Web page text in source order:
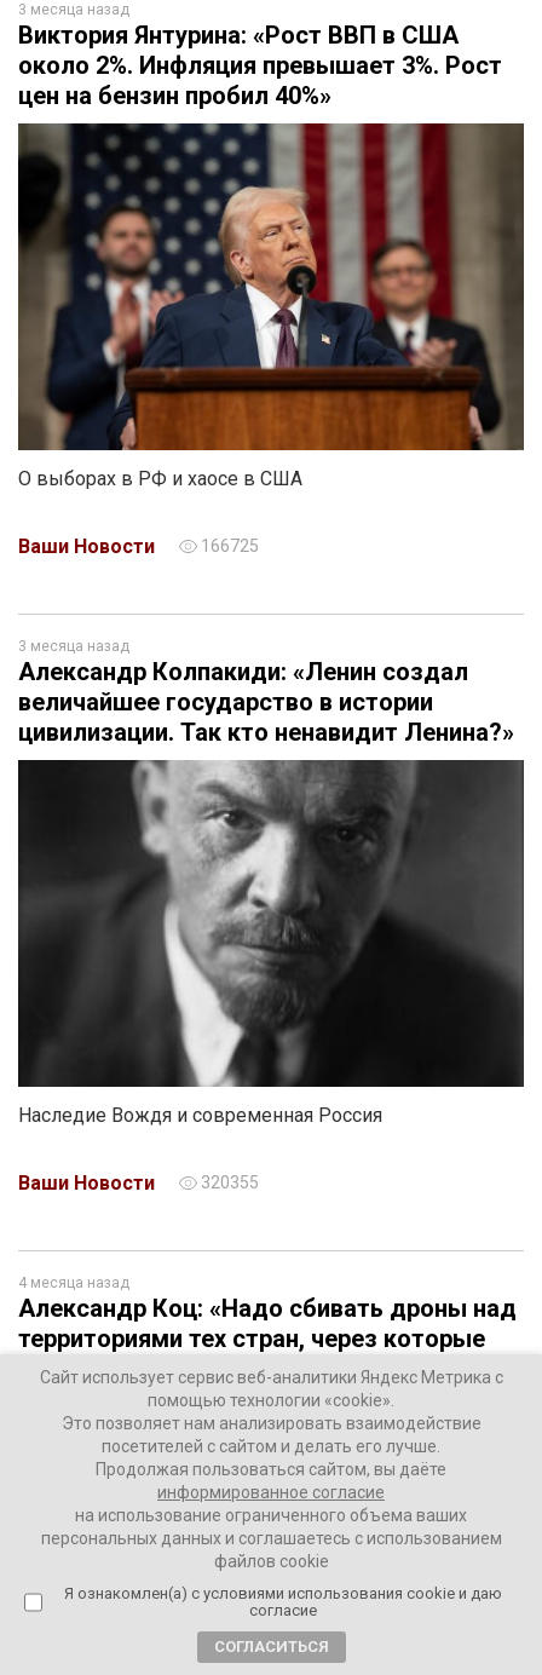
3 месяца назад
Виктория Янтурина: «Рост ВВП в США
около 2%. Инфляция превышает 3%. Рост
цен на бензин пробил 40%»
О выборах в РФ и хаосе в США
Ваши Новости 166725
3 месяца назад
Александр Колпакиди: «Ленин создал
величайшее государство в истории
цивилизации. Так кто ненавидит Ленина?»
Наследие Вождя и современная Россия
Ваши Новости 320355
4 месяца назад
Александр Коц: «Надо сбивать дроны над
территориями тех стран, через которые
они к нам летят»
Сайт использует сервис веб-аналитики Яндекс Метрика с
помощью технологии «cookie».
Это позволяет нам анализировать взаимодействие
посетителей с сайтом и делать его лучше.
Продолжая пользоваться сайтом, вы даёте
информированное согласие
на использование ограниченного объема ваших
персональных данных и соглашаетесь с использованием
файлов cookie
Я ознакомлен(а) с условиями использования cookie и даю
согласие
СОГЛАСИТЬСЯ